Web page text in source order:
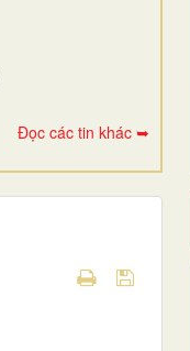
Đọc các tin khác ➥